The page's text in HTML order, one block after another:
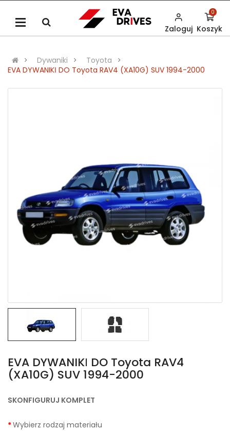
Zaloguj Koszyk
0
Dywaniki
Toyota
EVA DYWANIKІ DO Toyota RAV4 (XA10G) SUV 1994-2000
EVA DYWANIKІ DO Toyota RAV4
(XA10G) SUV 1994-2000
SKONFIGURUJ KOMPLET
Wybierz rodzaj materiału